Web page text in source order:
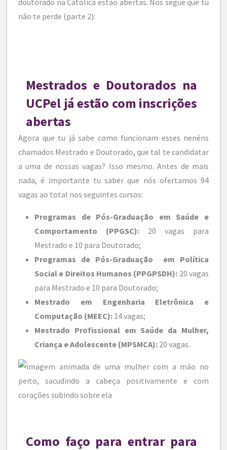
não te perde (parte 2):
Mestrados e Doutorados na
UCPel já estão com inscrições
abertas
Agora que tu já sabe como funcionam esses nenéns
chamados Mestrado e Doutorado, que tal te candidatar
a uma de nossas vagas? Isso mesmo. Antes de mais
nada, é importante tu saber que nós ofertamos 94
vagas ao total nos seguintes cursos:
Programas de Pós-Graduação em Saúde e
Comportamento (PPGSC): 20 vagas para
Mestrado e 10 para Doutorado;
Programas de Pós-Graduação em Política
Social e Direitos Humanos (PPGPSDH): 20 vagas
para Mestrado e 10 para Doutorado;
Mestrado em Engenharia Eletrônica e
Computação (MEEC): 14 vagas;
Mestrado Profissional em Saúde da Mulher,
Criança e Adolescente (MPSMCA): 20 vagas.
Como faço para entrar para